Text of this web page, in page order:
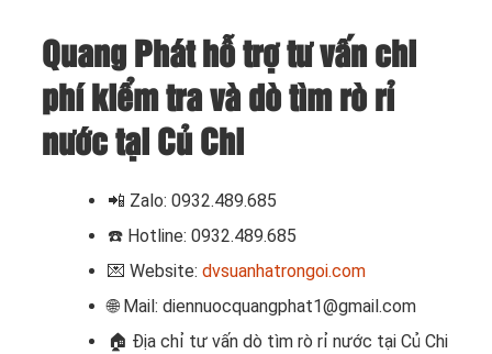
Quang Phát hỗ trợ tư vấn chi
phí kiểm tra và dò tìm rò rỉ
nước tại Củ Chi
📲 Zalo: 0932.489.685
☎️ Hotline: 0932.489.685
💌 Website: dvsuanhatrongoi.com
🌐 Mail: diennuocquangphat1@gmail.com
🏠 Địa chỉ tư vấn dò tìm rò rỉ nước tại Củ Chi